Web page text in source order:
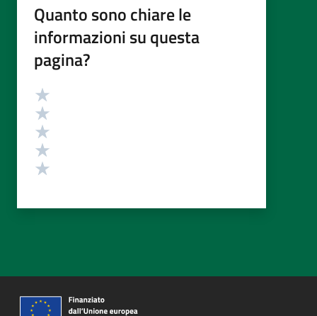
Quanto sono chiare le
informazioni su questa
pagina?
Valutazione